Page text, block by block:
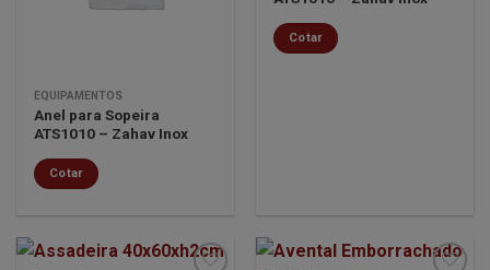
EQUIPAMENTOS
Anel para Sopeira
ATS1010 – Zahav Inox
Cotar
Cotar